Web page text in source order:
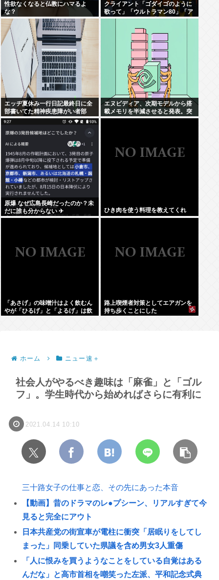
性欲なくなると仏教にハマるよ
な？
クライアント「ゴダイゴのように
歌って」「ウルトラマン80」「ア
ルフィのように」「星のピアス」
エッヂ夏休み一行日記最終日に全
部書いてた精神疾患障がい者部
エヌビディア、次期モデルから搭
載メモリを半減させると発表。突
然メモリ余り始めるwww
原爆 なぜ広島長崎だったのか？未
だに誰も分からない ✈
ひき肉を使う料理を教えてくれ
「あさげ」の味噌汁はよく飲むん
やが「ひるげ」と「よるげ」は飲
路上喫煙者対策としてエアガンを
持ち歩くことにした
ホーム ニュー速＋
社会人がやるべき趣味は「麻雀」と「ゴル
フ」。学生時代から始めればさらに有利に
2021.04.14 10:10
三十路女子の仕事と恋、その先にあった本音
【動画】昔のドラマのレ●プシーン、リアルすぎて今
見ると完全にアウト
日本共産党の街宣車が電柱に衝突「居眠りをしてし
まった」同乗していた県議を含め男女3人重傷
「人に恨みを買うようなことをしている自覚はある
んだな」と高市首相を嘲笑った左派、平和記念式典